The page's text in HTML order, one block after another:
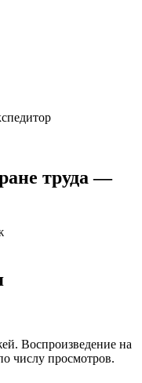
труда —
Воспроизведение на
числу просмотров.